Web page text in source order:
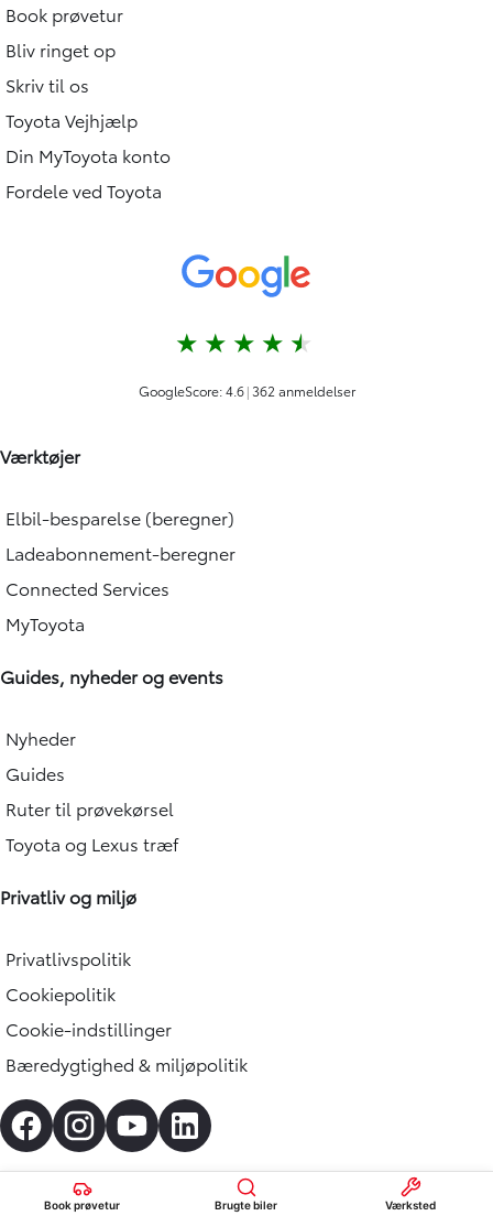
Book prøvetur Brugte biler Værksted
Book prøvetur
Bliv ringet op
Skriv til os
Toyota Vejhjælp
Din MyToyota konto
Fordele ved Toyota
Værktøjer
Elbil-besparelse (beregner)
Ladeabonnement-beregner
Connected Services
MyToyota
Guides, nyheder og events
Nyheder
Guides
Ruter til prøvekørsel
Toyota og Lexus træf
Privatliv og miljø
Privatlivspolitik
Cookiepolitik
Cookie-indstillinger
Bæredygtighed & miljøpolitik